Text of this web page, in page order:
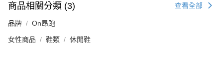
商品相關分類 (3) 查看全部
品牌 On昂跑
女性商品 鞋類 休閒鞋